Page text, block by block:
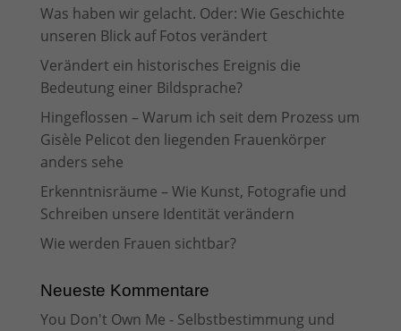
Was haben wir gelacht. Oder: Wie Geschichte
unseren Blick auf Fotos verändert
Verändert ein historisches Ereignis die
Bedeutung einer Bildsprache?
Hingeflossen – Warum ich seit dem Prozess um
Gisèle Pelicot den liegenden Frauenkörper
anders sehe
Erkenntnisräume – Wie Kunst, Fotografie und
Schreiben unsere Identität verändern
Wie werden Frauen sichtbar?
Neueste Kommentare
You Don't Own Me - Selbstbestimmung und